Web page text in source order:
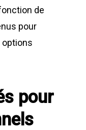
de
pour
options
pour